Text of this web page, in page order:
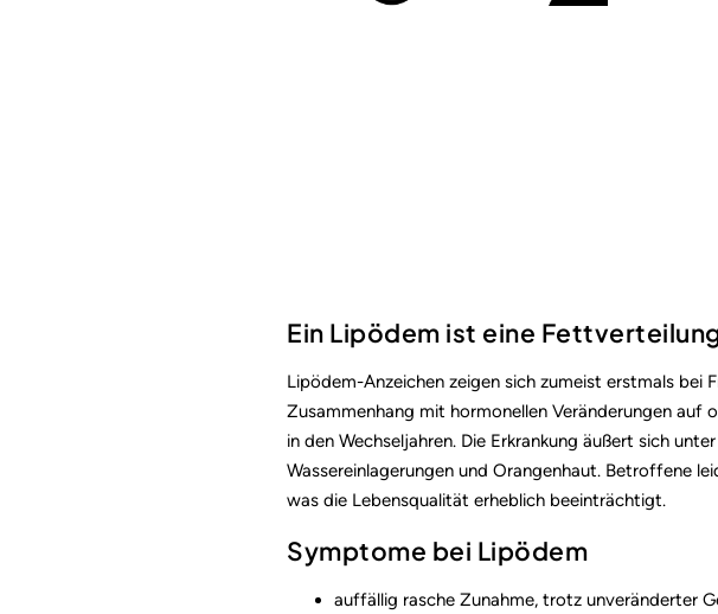
Ein Lipödem ist eine
Lipödem-Anzeichen zeigen sich zumeist erstmals
Zusammenhang mit hormonellen Veränderungen auf
in den Wechseljahren. Die Erkrankung äußert sich
Wassereinlagerungen und Orangenhaut. Betroffene
was die Lebensqualität erheblich beeinträchtigt.
Symptome bei Lipödem
auffällig rasche Zunahme, trotz unveränderter